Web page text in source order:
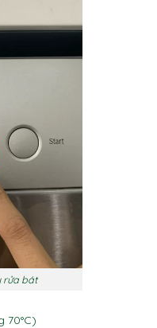
rửa bát
70°C)